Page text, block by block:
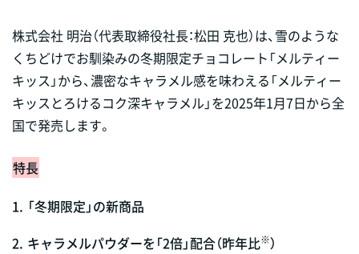
株式会社 明治（代表取締役社長：松田 克也）は、雪のような
くちどけでお馴染みの冬期限定チョコレート「メルティー
キッス」から、濃密なキャラメル感を味わえる「メルティー
キッスとろけるコク深キャラメル」を2025年1月7日から全
国で発売します。
特長
1. 「冬期限定」の新商品
2. キャラメルパウダーを「2倍」配合（昨年比※）